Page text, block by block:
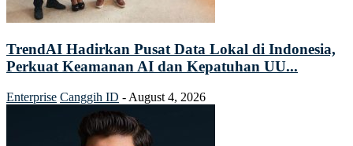
TrendAI Hadirkan Pusat Data Lokal di Indonesia,
Perkuat Keamanan AI dan Kepatuhan UU...
Enterprise Canggih ID - August 4, 2026